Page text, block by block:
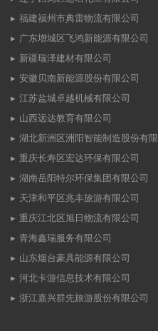
福建福州市典雷物流有限公司
广东增城区飞鸿新能源有限公司
新疆瑞泽建材有限公司
安徽贝南新能源股份有限公司
江苏盐城卓越机械有限公司
山西远达教育有限公司
湖北新洲区洲阳智能制造股份有限
重庆长寿区宏达环保有限公司
湖南岳阳特尔环保集团有限公司
天津和平区兆丰旅游有限公司
重庆江北区旭日物流有限公司
青海鑫瑞服务有限公司
山东烟台豪具能源有限公司
河北卡游信息技术有限公司
浙江嘉兴群先旅游股份有限公司